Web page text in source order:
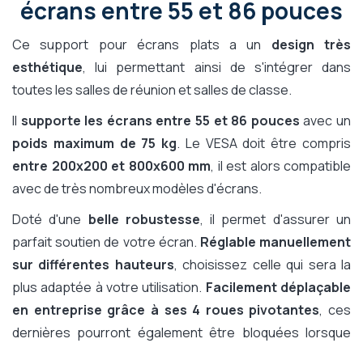
écrans entre 55 et 86 pouces
Ce support pour écrans plats a un design très
esthétique, lui permettant ainsi de s'intégrer dans
toutes les salles de réunion et salles de classe.
Il supporte les écrans entre 55 et 86 poucesavec un
poids maximum de 75 kg. Le VESA doit être compris
entre 200x200 et 800x600 mm, il est alors compatible
avec de très nombreux modèles d'écrans.
Doté d'une belle robustesse, il permet d'assurer un
parfait soutien de votre écran. Réglable manuellement
sur différentes hauteurs, choisissez celle qui sera la
plus adaptée à votre utilisation. Facilement déplaçable
en entreprise grâce à ses 4 roues pivotantes, ces
dernières pourront également être bloquées lorsque